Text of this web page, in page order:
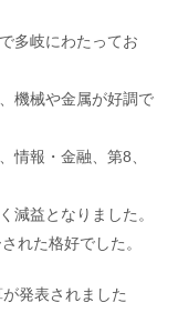
多岐にわたってお
機械や金属が好調で
情報・金融、第8、
減益となりました。
れた格好でした。
発表されました